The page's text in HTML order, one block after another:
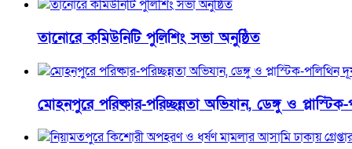
তানোরে কমিউনিটি পুলিশিং সভা অনুষ্ঠিত
মোহনপুরে পরিষ্কার-পরিচ্ছন্নতা অভিযান, ডেঙ্গু ও